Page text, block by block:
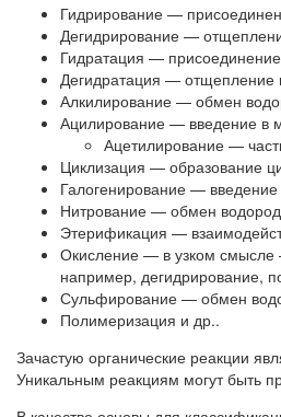
Гидрирование —
Дегидрирование —
Гидратация —
Дегидратация — отщепление
Алкилирование — обмен
Ацилирование — введение в
Ацетилирование —
Циклизация — образование
Галогенирование —
Нитрование — обмен
Этерификация —
Окисление — в узком смысле
например, дегидрирование,
Сульфирование — обмен
Полимеризация и др..
Зачастую органические реакции
Уникальным реакциям могут быть